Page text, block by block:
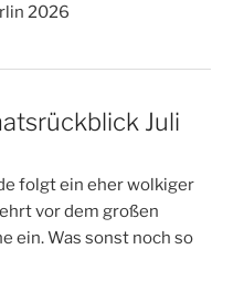
2026
Juli
folgt ein eher wolkiger
vor dem großen
ein. Was sonst noch so